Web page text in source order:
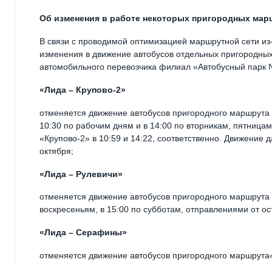
Об изменения в работе некоторых пригородных
В связи с проводимой оптимизацией маршрутной сети
изменения в движение автобусов отдельных
автомобильного перевозчика филиал «Автобусный
«Лида – Крупово-2»
отменяется движение автобусов пригородного
10:30 по рабочим дням и в 14:00 по вторникам,
«Крупово-2» в 10:59 и 14:22, соответственно. Движение
октября;
«Лида – Рулевичи»
отменяется движение автобусов пригородного
воскресеньям, в 15:00 по субботам, отправлениями от
«Лида – Серафины»
отменяется движение автобусов пригородного